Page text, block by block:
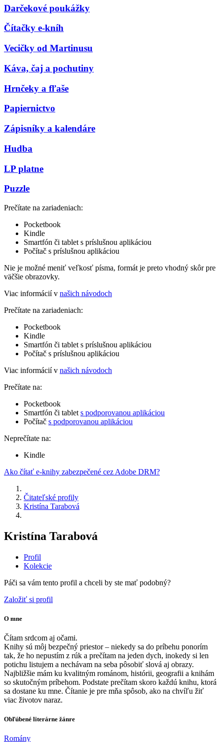
Darčekové poukážky
Čítačky e-kníh
Vecičky od Martinusu
Káva, čaj a pochutiny
Hrnčeky a fľaše
Papiernictvo
Zápisníky a kalendáre
Hudba
LP platne
Puzzle
Prečítate na zariadeniach:
Pocketbook
Kindle
Smartfón či tablet s príslušnou aplikáciou
Počítač s príslušnou aplikáciou
Nie je možné meniť veľkosť písma, formát je preto vhodný skôr pre
väčšie obrazovky.
Viac informácií v našich návodoch
Prečítate na zariadeniach:
Pocketbook
Kindle
Smartfón či tablet s príslušnou aplikáciou
Počítač s príslušnou aplikáciou
Viac informácií v našich návodoch
Prečítate na:
Pocketbook
Smartfón či tablet s podporovanou aplikáciou
Počítač s podporovanou aplikáciou
Neprečítate na:
Kindle
Ako čítať e-knihy zabezpečené cez Adobe DRM?
Čitateľské profily
Kristína Tarabová
Kristína Tarabová
Profil
Kolekcie
Páči sa vám tento profil a chceli by ste mať podobný?
Založiť si profil
O mne
Čítam srdcom aj očami.
Knihy sú môj bezpečný priestor – niekedy sa do príbehu ponorím
tak, že ho nepustím z rúk a prečítam na jeden dych, inokedy si len
potichu listujem a nechávam na seba pôsobiť slová aj obrazy.
Najbližšie mám ku kvalitným románom, histórii, geografii a knihám
so skutočným príbehom. Podstate prečítam skoro každú knihu, ktorá
sa dostane ku mne. Čítanie je pre mňa spôsob, ako na chvíľu žiť
viac životov naraz.
Obľúbené literárne žánre
Romány